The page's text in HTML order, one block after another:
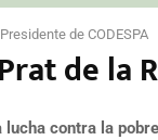
de CODESPA
de la
contra la